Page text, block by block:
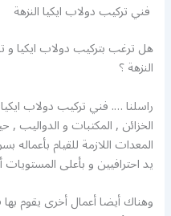
فني تركيب دولاب ايكيا النزهة
هل ترغب بتركيب دولاب ايكيا
النزهة ؟
راسلنا …. فني تركيب دولاب
الخزائن , المكتبات و الدواليب
المعدات اللازمة للقيام
يد احترافيين و بأعلى المستويات
وهناك أيضا أعمال أخرى يقوم